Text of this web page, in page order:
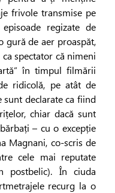
frivole transmise pe
regizate de
gură de aer proaspăt,
spectator că nimeni
în timpul filmării
ridicolă, pe atât de
sunt declarate ca fiind
chiar dacă sunt
– cu o excepție
Magnani, co-scris de
cele mai reputate
postbelic). În ciuda
recurg la o